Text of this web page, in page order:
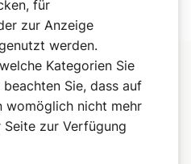
Berg?
für
zur Anzeige
werden.
Kategorien Sie
Sie, dass auf
womöglich nicht mehr
zur Verfügung